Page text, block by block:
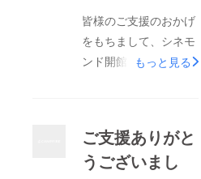
皆様のご支援のおかげ
をもちまして、シネモ
ンド開館15周年イベン
ルドさんの「生演奏つ
き上映会」はお立見も
もっと見る
ご支援ありがと
うございまし